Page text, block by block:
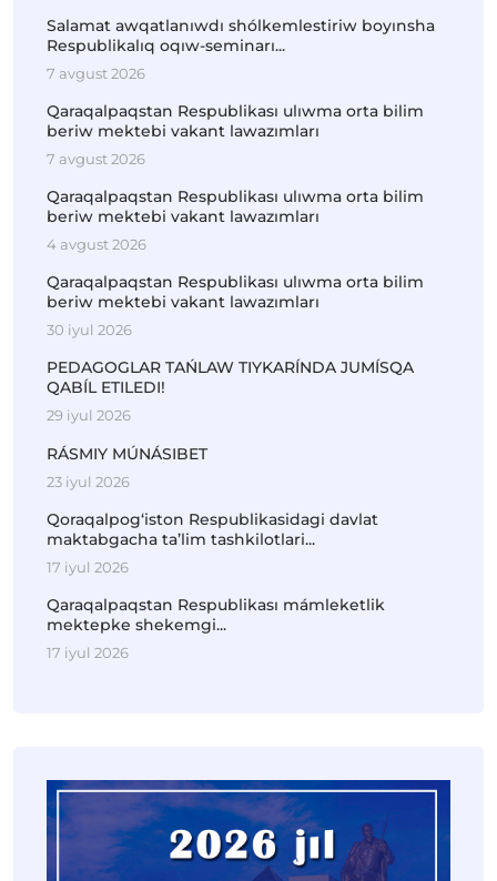
Salamat awqatlanıwdı shólkemlestiriw boyınsha
Respublikalıq oqıw-seminarı...
7 avgust 2026
Qaraqalpaqstan Respublikası ulıwma orta bilim
beriw mektebi vakant lawazımları
7 avgust 2026
Qaraqalpaqstan Respublikası ulıwma orta bilim
beriw mektebi vakant lawazımları
4 avgust 2026
Qaraqalpaqstan Respublikası ulıwma orta bilim
beriw mektebi vakant lawazımları
30 iyul 2026
PEDAGOGLAR TAŃLAW TIYKARÍNDA JUMÍSQA
QABÍL ETILEDI!
29 iyul 2026
RÁSMIY MÚNÁSIBET
23 iyul 2026
Qoraqalpog‘iston Respublikasidagi davlat
maktabgacha ta’lim tashkilotlari...
17 iyul 2026
Qaraqalpaqstan Respublikası mámleketlik
mektepke shekemgi...
17 iyul 2026